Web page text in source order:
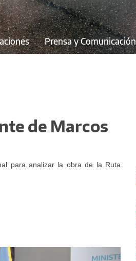
Prensa y Comunicación
de Marcos
para analizar la obra de la Ruta